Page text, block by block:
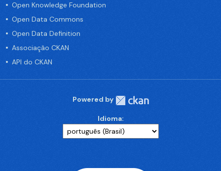
Open Knowledge Foundation
Open Data Commons
Open Data Definition
Associação CKAN
API do CKAN
Powered by
Idioma